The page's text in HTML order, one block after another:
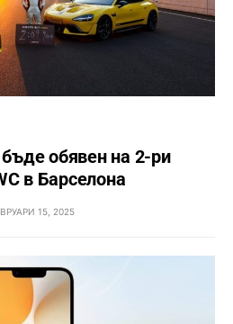
обявен на 2-ри
в Барселона
15, 2025